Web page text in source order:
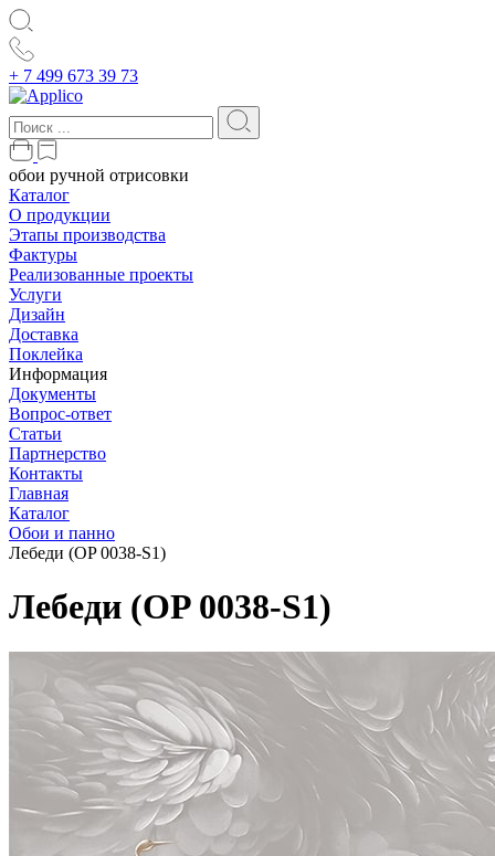
+ 7 499 673 39 73
обои ручной отрисовки
Каталог
О продукции
Этапы производства
Фактуры
Реализованные проекты
Услуги
Дизайн
Доставка
Поклейка
Информация
Документы
Вопрос-ответ
Статьи
Партнерство
Контакты
Главная
Каталог
Обои и панно
Лебеди (OP 0038-S1)
Лебеди (OP 0038-S1)